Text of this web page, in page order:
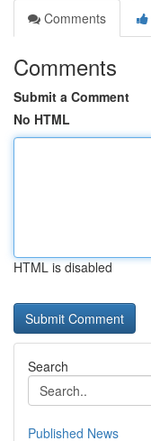
Comments
Comments
Submit a Comment
No HTML
HTML is disabled
Search
Published News